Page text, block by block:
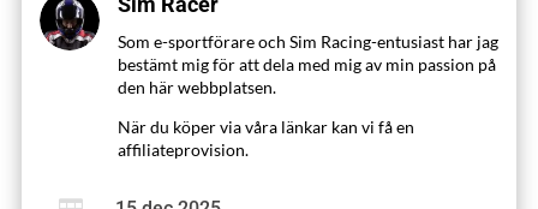
Som e-sportförare och Sim Racing-entusiast har jag
bestämt mig för att dela med mig av min passion på
den här webbplatsen.
När du köper via våra länkar kan vi få en
affiliateprovision.